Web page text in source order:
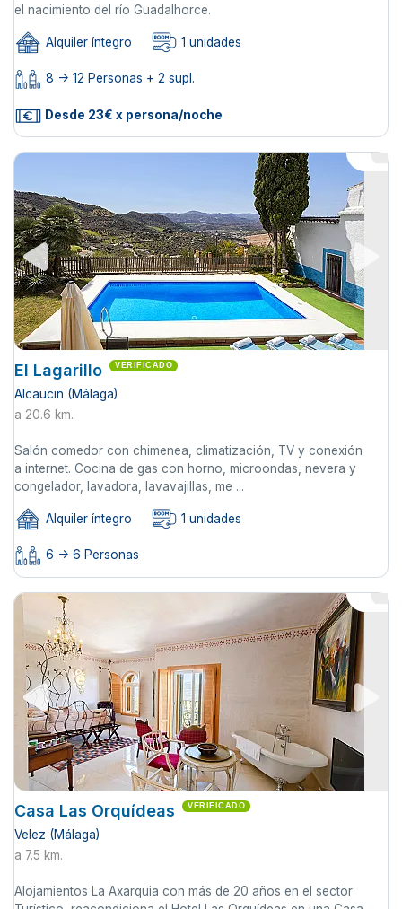
el nacimiento del río Guadalhorce.
Alquiler íntegro 1 unidades
8 -> 12 Personas + 2 supl.
Desde 23€ x persona/noche
El Lagarillo VERIFICADO
Alcaucin (Málaga)
a 20.6 km.
Salón comedor con chimenea, climatización, TV y conexión
a internet. Cocina de gas con horno, microondas, nevera y
congelador, lavadora, lavavajillas, me ...
Alquiler íntegro 1 unidades
6 -> 6 Personas
Casa Las Orquídeas VERIFICADO
Velez (Málaga)
a 7.5 km.
Alojamientos La Axarquia con más de 20 años en el sector